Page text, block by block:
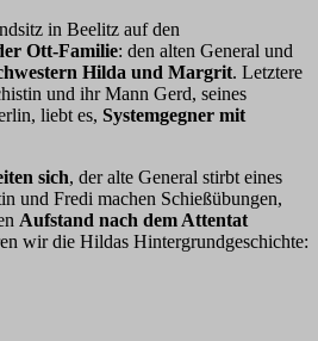
in Beelitz auf den
Ott-Familie: den alten General und
Hilda und Margrit. Letztere
und ihr Mann Gerd, seines
liebt es, Systemgegner mit
sich, der alte General stirbt eines
und Fredi machen Schießübungen,
Aufstand nach dem Attentat
wir die Hildas Hintergrundgeschichte: